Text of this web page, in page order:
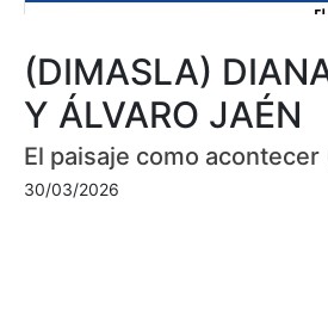
(DIMASLA)
Y ÁLVARO JAÉN
El paisaje como
30/03/2026